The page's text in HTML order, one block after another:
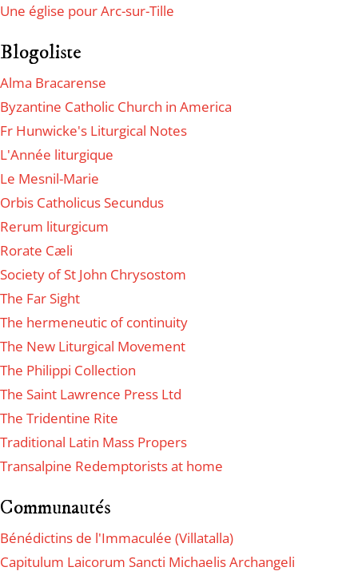
Une église pour Arc-sur-Tille
Blogoliste
Alma Bracarense
Byzantine Catholic Church in America
Fr Hunwicke's Liturgical Notes
L'Année liturgique
Le Mesnil-Marie
Orbis Catholicus Secundus
Rerum liturgicum
Rorate Cæli
Society of St John Chrysostom
The Far Sight
The hermeneutic of continuity
The New Liturgical Movement
The Philippi Collection
The Saint Lawrence Press Ltd
The Tridentine Rite
Traditional Latin Mass Propers
Transalpine Redemptorists at home
Communautés
Bénédictins de l'Immaculée (Villatalla)
Capitulum Laicorum Sancti Michaelis Archangeli